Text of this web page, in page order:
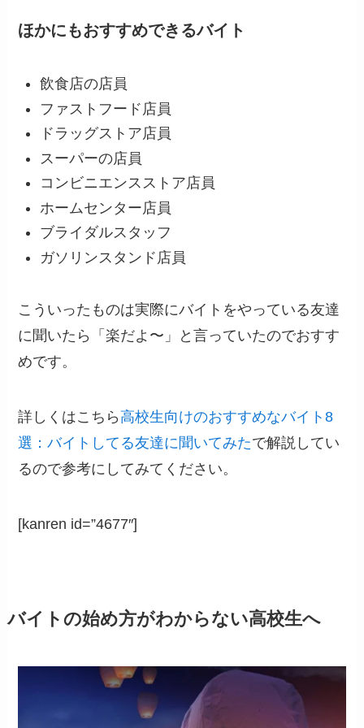
ほかにもおすすめできるバイト
飲食店の店員
ファストフード店員
ドラッグストア店員
スーパーの店員
コンビニエンスストア店員
ホームセンター店員
ブライダルスタッフ
ガソリンスタンド店員
こういったものは実際にバイトをやっている友達
に聞いたら「楽だよ〜」と言っていたのでおすす
めです。
詳しくはこちら高校生向けのおすすめなバイト8
選：バイトしてる友達に聞いてみたで解説してい
るので参考にしてみてください。
[kanren id=”4677″]
バイトの始め方がわからない高校生へ